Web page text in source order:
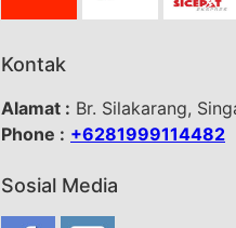
Kontak
Alamat : Br. Silakarang,
Phone : +6281999114482
Sosial Media